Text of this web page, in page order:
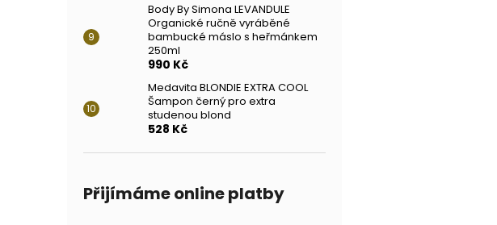
Body By Simona LEVANDULE
Organické ručně vyráběné
bambucké máslo s heřmánkem
250ml
990 Kč
Medavita BLONDIE EXTRA COOL
Šampon černý pro extra
studenou blond
528 Kč
Přijímáme online platby